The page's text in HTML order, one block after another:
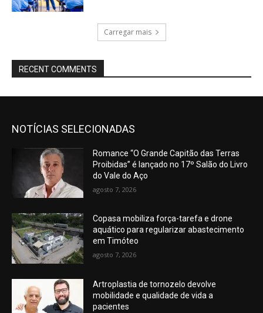
Carregar mais
RECENT COMMENTS
NOTÍCIAS SELECIONADAS
Romance “O Grande Capitão das Terras
Proibidas” é lançado no 17º Salão do Livro
do Vale do Aço
agosto 7, 2026
Copasa mobiliza força-tarefa e drone
aquático para regularizar abastecimento
em Timóteo
agosto 7, 2026
Artroplastia de tornozelo devolve
mobilidade e qualidade de vida a
pacientes